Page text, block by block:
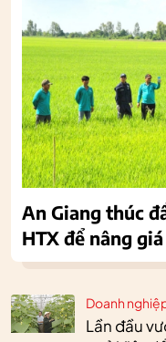
Doanh
Lần đầu
An Giang thúc
HTX để nâng